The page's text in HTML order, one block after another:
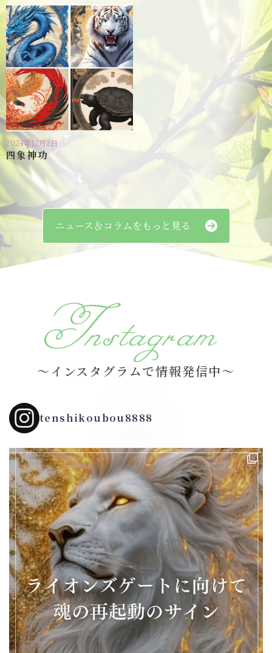
2024年12月2日
四象神功
ニュース＆コラムをもっと見る
Instagram
～インスタグラムで情報発信中～
tenshikoubou8888